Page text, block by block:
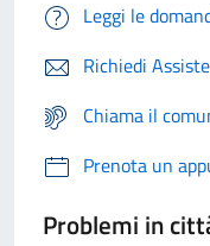
Leggi le
Richiedi
Chiama il
Prenota un
Problemi in